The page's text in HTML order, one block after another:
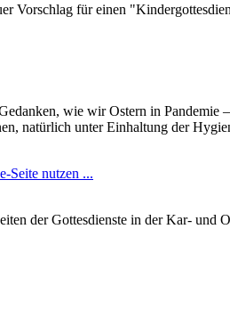
Vorschlag für einen
wie wir Ostern in
natürlich unter Einhaltung der
Seite nutzen ...
der Gottesdienste in der Kar-